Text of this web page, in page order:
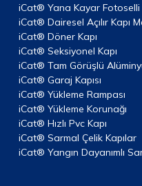
iCat® Yana Kayar Fotoselli
iCat® Dairesel Açılır Kapı
iCat® Döner Kapı
iCat® Seksiyonel Kapı
iCat® Tam Görüşlü
iCat® Garaj Kapısı
iCat® Yükleme Rampası
iCat® Yükleme Korunağı
iCat® Hızlı Pvc Kapı
iCat® Sarmal Çelik Kapılar
iCat® Yangın Dayanımlı